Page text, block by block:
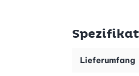
dank der mitgelieferten
Lieferumfang